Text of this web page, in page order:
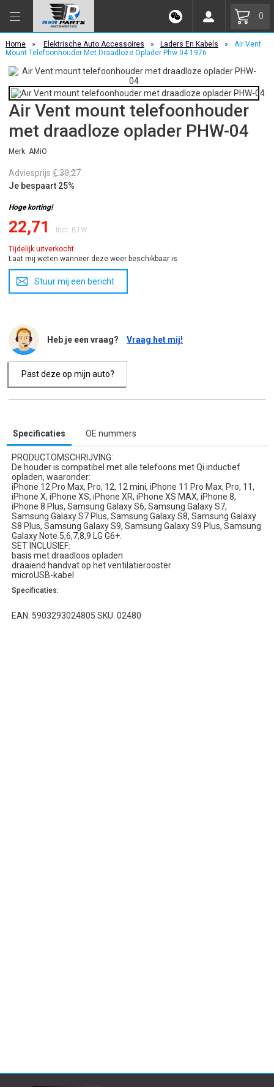
0
Home » Elektrische Auto Accessoires » Laders En Kabels »
Air Vent
Mount Telefoonhouder Met Draadloze Oplader Phw 04 1976
Air Vent mount telefoonhouder
met draadloze oplader PHW-04
Merk: AMiO
Adviesprijs € 30,27
Je bespaart 25%
Hoge korting!
22,71 Incl. BTW
Tijdelijk uitverkocht
Laat mij weten wanneer deze weer beschikbaar is
Stuur mij een bericht
Heb je een vraag? Vraag het mij!
Past deze op mijn auto?
Specificaties OE nummers
PRODUCTOMSCHRIJVING:
De houder is compatibel met alle telefoons met Qi inductief
opladen, waaronder:
iPhone 12 Pro Max, Pro, 12, 12 mini, iPhone 11 Pro Max, Pro, 11,
iPhone X, iPhone XS, iPhone XR, iPhone XS MAX, iPhone 8,
iPhone 8 Plus, Samsung Galaxy S6, Samsung Galaxy S7,
Samsung Galaxy S7 Plus, Samsung Galaxy S8, Samsung Galaxy
S8 Plus, Samsung Galaxy S9, Samsung Galaxy S9 Plus, Samsung
Galaxy Note 5,6,7,8,9 LG G6+.
SET INCLUSIEF:
basis met draadloos opladen
draaiend handvat op het ventilatierooster
microUSB-kabel
Specificaties:
EAN: 5903293024805 SKU: 02480